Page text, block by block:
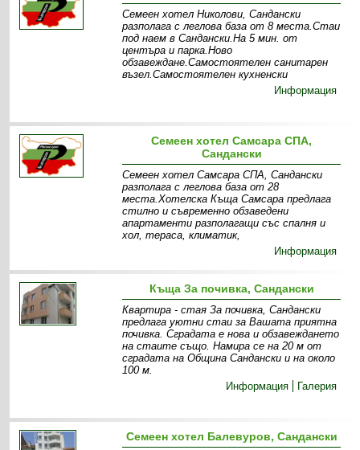
Семеен хотел Николови, Сандански
разполага с леглова база от 8 места.Стаи
под наем в Сандански.На 5 мин. от
центъра и парка.Ново
обзавеждане.Самостоятелен санитарен
възел.Самостоятелен кухненски
Информация
Семеен хотел Самсара СПА,
Сандански
Семеен хотел Самсара СПА, Сандански
разполага с леглова база от 28
места.Хотелска Къща Самсара предлага
стилно и съвременно обзаведени
апартаменти разполагащи със спалня и
хол, тераса, климатик,
Информация
Къща За почивка, Сандански
Квартира - стая За почивка, Сандански
предлага уютни стаи за Вашата приятна
почивка. Сградата е нова и обзавеждането
на стаите също. Намира се на 20 м от
сградата на Община Сандански и на около
100 м.
Информация
Галерия
Семеен хотел Балевуров, Сандански